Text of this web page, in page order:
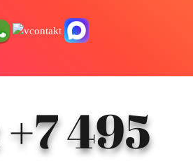
+7 495